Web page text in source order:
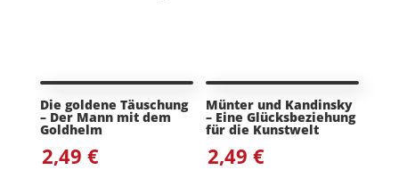
Die goldene Täuschung
– Der Mann mit dem
Goldhelm
2,49 €
Münter und Kandinsky
– Eine Glücksbeziehung
für die Kunstwelt
2,49€